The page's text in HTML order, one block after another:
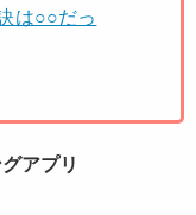
は○○だっ
アプリ